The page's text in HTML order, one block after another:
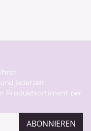
jederzeit
Produktsortiment per
ABONNIEREN